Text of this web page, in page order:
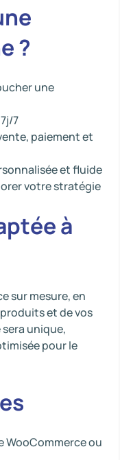
?
une
7
paiement et
et fluide
votre stratégie
à
sur mesure, en
et de vos
unique,
pour le
ou